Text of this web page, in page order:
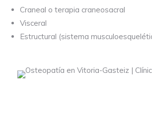
Craneal o terapia craneosacral
Visceral
Estructural (sistema